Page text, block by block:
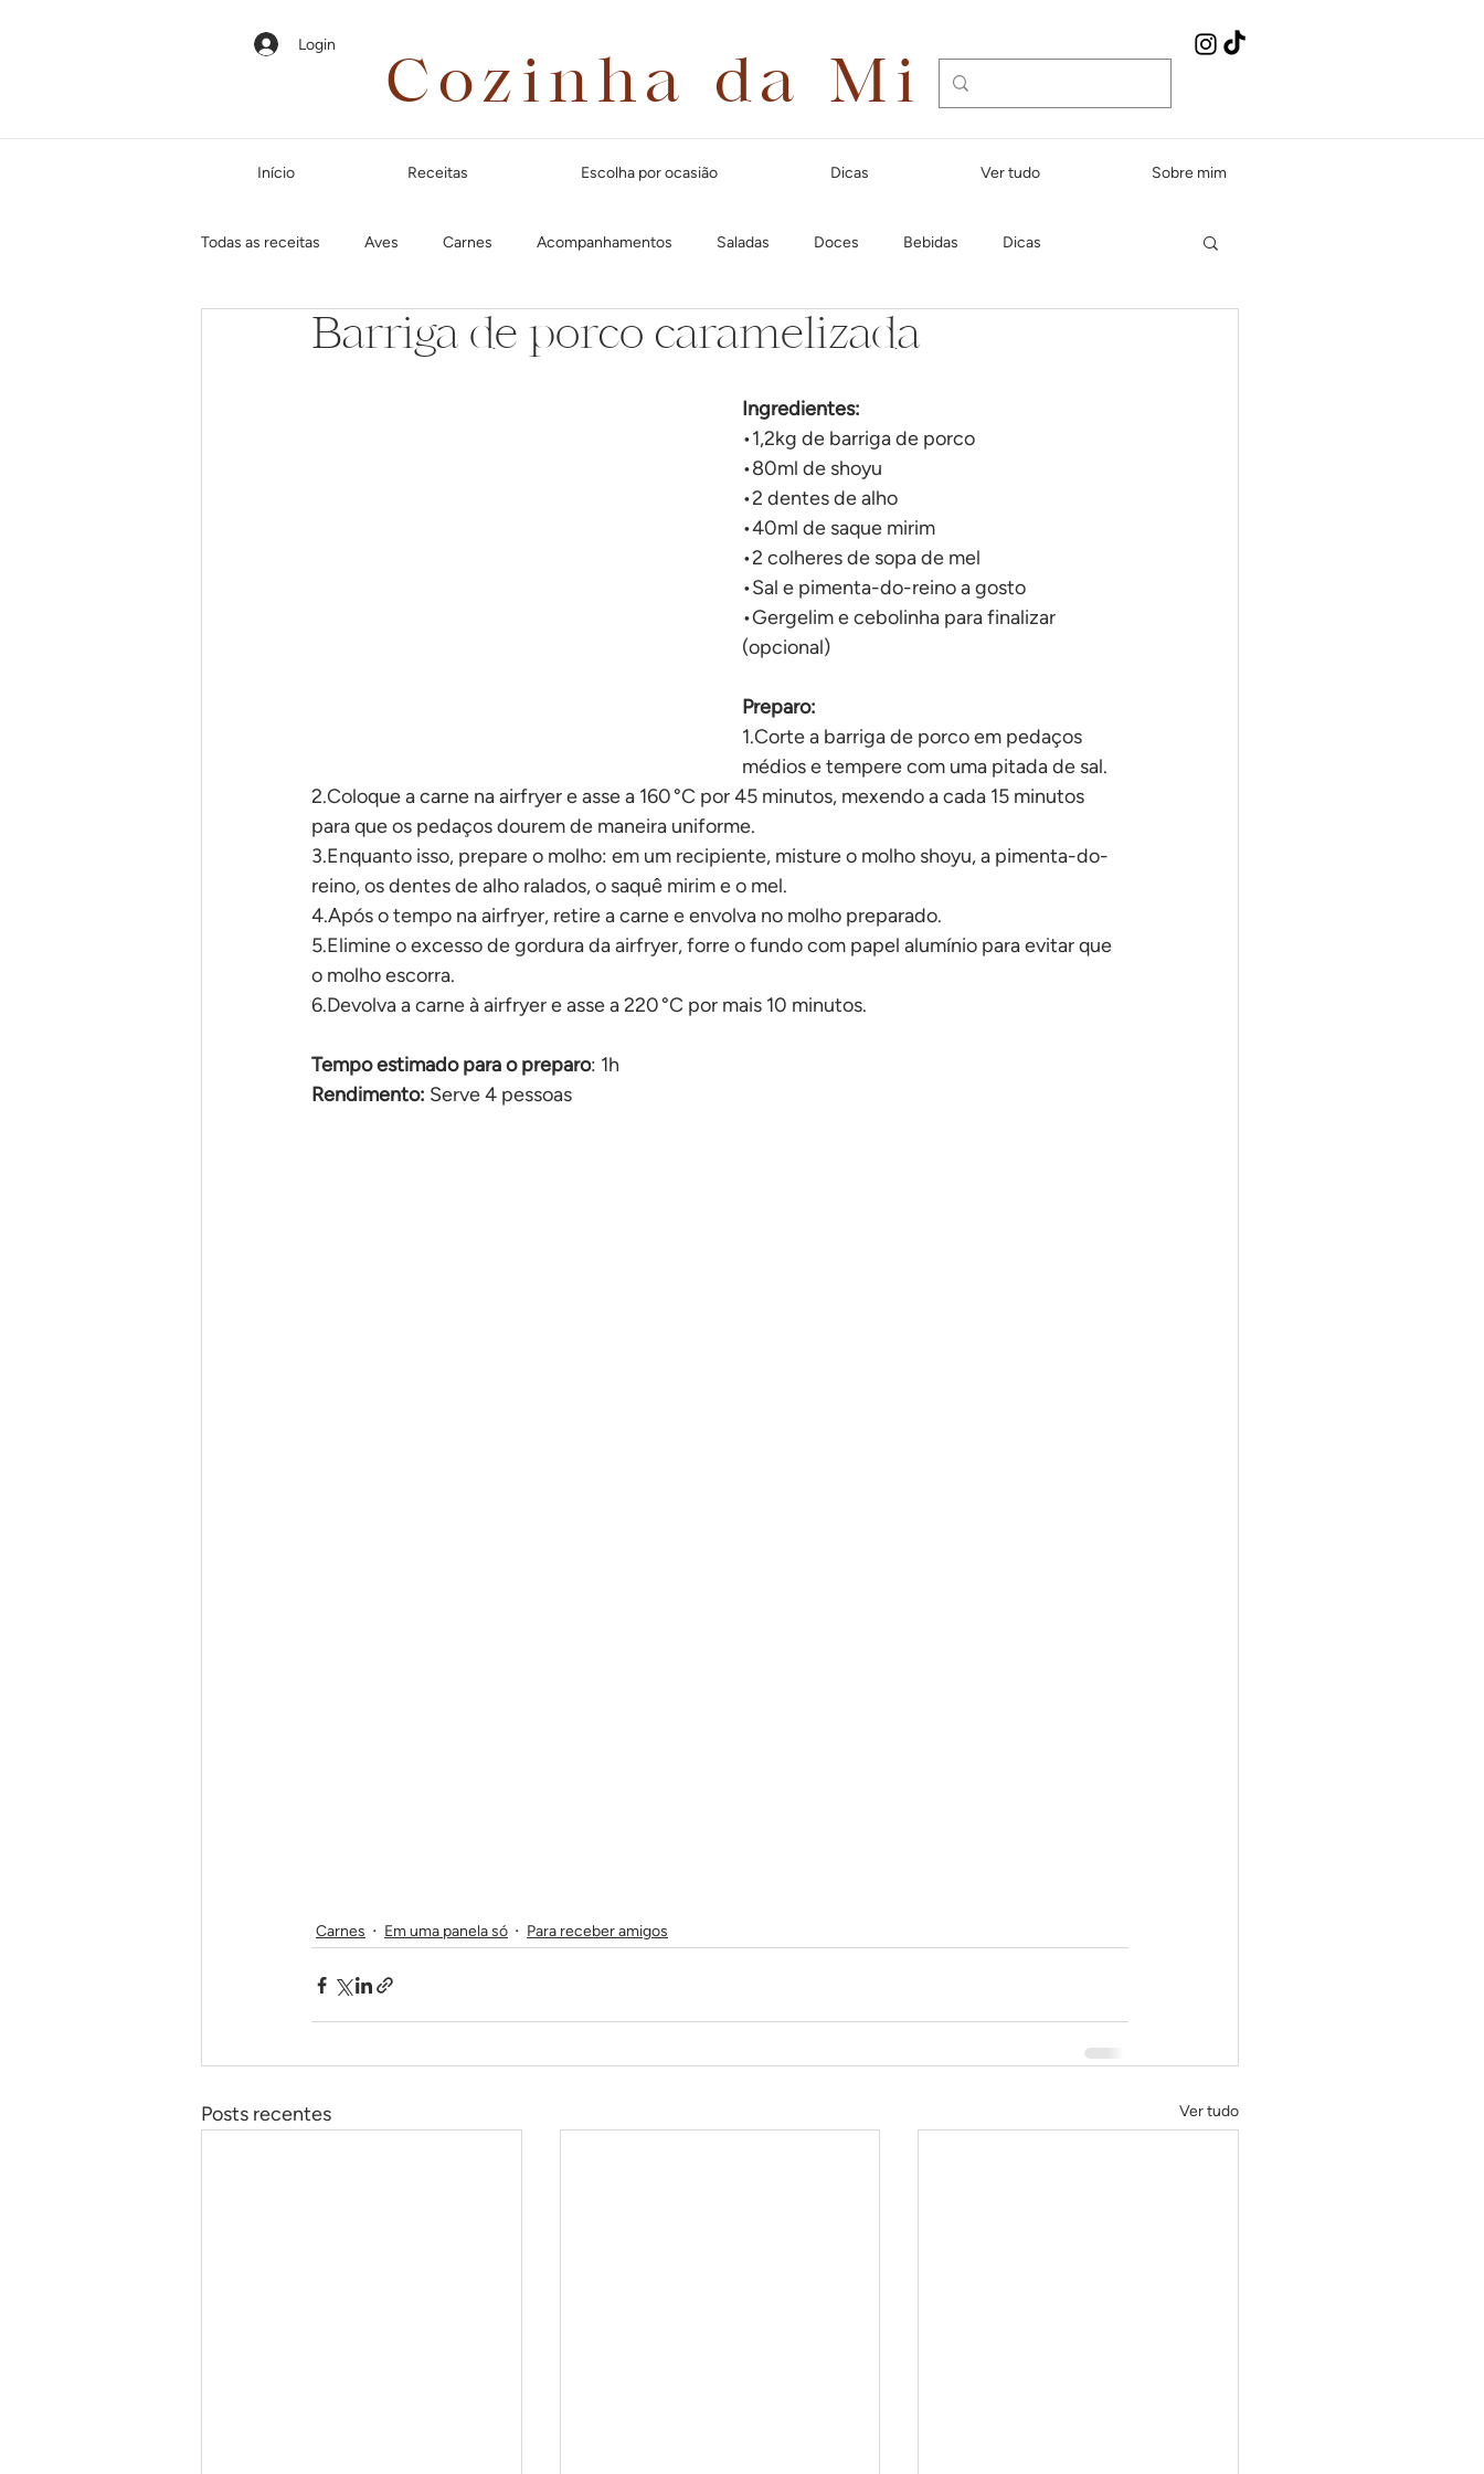
Login
Cozinha da Mi
Início Receitas Escolha por ocasião Dicas Ver tudo Sobre mim
Todas as receitas Aves Carnes Acompanhamentos Saladas Doces Bebidas Dicas
Em até 35 minutos Páscoa Dias quentes Lanches e aperitivos Natal Massas
Para receber amigos Café da manhã
Barriga de porco caramelizada
Ingredientes:
•1,2kg de barriga de porco
•80ml de shoyu
•2 dentes de alho
•40ml de saque mirim
•2 colheres de sopa de mel
•Sal e pimenta-do-reino a gosto
•Gergelim e cebolinha para finalizar
(opcional)
Preparo:
1.Corte a barriga de porco em pedaços
médios e tempere com uma pitada de sal.
2.Coloque a carne na airfryer e asse a 160 °C por 45 minutos, mexendo a cada 15 minutos
para que os pedaços dourem de maneira uniforme.
3.Enquanto isso, prepare o molho: em um recipiente, misture o molho shoyu, a pimenta-do-
reino, os dentes de alho ralados, o saquê mirim e o mel.
4.Após o tempo na airfryer, retire a carne e envolva no molho preparado.
5.Elimine o excesso de gordura da airfryer, forre o fundo com papel alumínio para evitar que
o molho escorra.
6.Devolva a carne à airfryer e asse a 220 °C por mais 10 minutos.
Tempo estimado para o preparo: 1h
Rendimento: Serve 4 pessoas
Carnes Em uma panela só Para receber amigos
Posts recentes Ver tudo